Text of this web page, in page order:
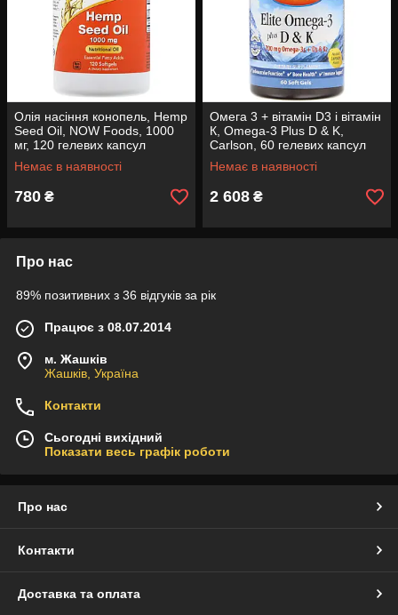
Олія насіння конопель, Hemp
Seed Oil, NOW Foods, 1000
мг, 120 гелевих капсул
Немає в наявності
780 ₴
Омега 3 + вітамін D3 і вітамін
К, Omega-3 Plus D & K,
Carlson, 60 гелевих капсул
Немає в наявності
2 608 ₴
Про нас
89% позитивних з 36 відгуків за рік
Працює з 08.07.2014
м. Жашків
Жашків, Україна
Контакти
Сьогодні вихідний
Показати весь графік роботи
Про нас
Контакти
Доставка та оплата